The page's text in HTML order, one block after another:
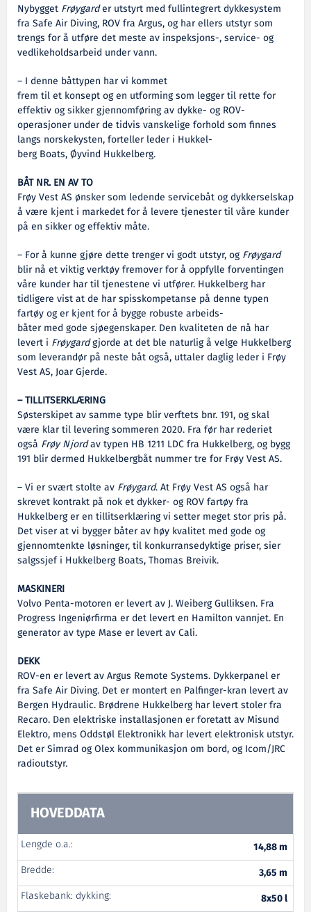
Nybygget Frøygarder utstyrt med fullintegrert dykkesystem
fra Safe Air Diving, ROV fra Argus, og har ellers utstyr som
trengs for å utføre det meste av inspeksjons-, service- og
vedlikeholdsarbeid under vann.
– I denne båttypen har vi kommet
frem til et konsept og en utforming som legger til rette for
effektiv og sikker gjennomføring av dykke- og ROV-
operasjoner under de tidvis vanskelige forhold som finnes
langs norskekysten, forteller leder i Hukkel-
berg Boats, Øyvind Hukkelberg.
BÅT NR. EN AV TO
Frøy Vest AS ønsker som ledende servicebåt og dykkerselskap
å være kjent i markedet for å levere tjenester til våre kunder
på en sikker og effektiv måte.
– For å kunne gjøre dette trenger vi godt utstyr, ogFrøygard
blir nå et viktig verktøy fremover for å oppfylle forventingen
våre kunder har til tjenestene vi utfører. Hukkelberg har
tidligere vist at de har spisskompetanse på denne typen
fartøy og er kjent for å bygge robuste arbeids-
båter med gode sjøegenskaper. Den kvaliteten de nå har
levert i Frøygardgjorde at det ble naturlig å velge Hukkelberg
som leverandør på neste båt også, uttaler daglig leder i Frøy
Vest AS, Joar Gjerde.
– TILLITSERKLÆRING
Søsterskipet av samme type blir verftets bnr. 191, og skal
være klar til levering sommeren 2020. Fra før har rederiet
også Frøy Njordav typen HB 1211 LDC fra Hukkelberg, og bygg
191 blir dermed Hukkelbergbåt nummer tre for Frøy Vest AS.
– Vi er svært stolte av Frøygard. At Frøy Vest AS også har
skrevet kontrakt på nok et dykker- og ROV fartøy fra
Hukkelberg er en tillitserklæring vi setter meget stor pris på.
Det viser at vi bygger båter av høy kvalitet med gode og
gjennomtenkte løsninger, til konkurransedyktige priser, sier
salgssjef i Hukkelberg Boats, Thomas Breivik.
MASKINERI
Volvo Penta-motoren er levert av J. Weiberg Gulliksen. Fra
Progress Ingeniørfirma er det levert en Hamilton vannjet. En
generator av type Mase er levert av Cali.
DEKK
ROV-en er levert av Argus Remote Systems. Dykkerpanel er
fra Safe Air Diving. Det er montert en Palfinger-kran levert av
Bergen Hydraulic. Brødrene Hukkelberg har levert stoler fra
Recaro. Den elektriske installasjonen er foretatt av Misund
Elektro, mens Oddstøl Elektronikk har levert elektronisk utstyr.
Det er Simrad og Olex kommunikasjon om bord, og Icom/JRC
radioutstyr.
HOVEDDATA
Lengde o.a.:
14,88 m
Bredde:
3,65 m
Flaskebank: dykking:
8x50 l